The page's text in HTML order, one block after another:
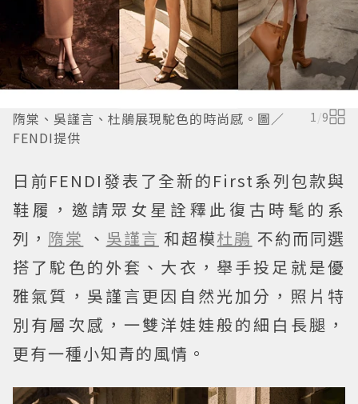
隋棠、吳謹言、杜鵑展現駝色的時尚感。圖／
FENDI提供
1 /9
日前FENDI發表了全新的First系列包款與
鞋履，邀請眾女星詮釋此復古時髦的系
列， 隋棠 、 吳謹言 和超模杜鵑 不約而同選
搭了駝色的外套、大衣，舉手投足就是優
雅氣質，吳謹言更因自然光加分，照片特
別有層次感，一雙洋娃娃般的細白長腿，
更有一種小知青的風情。